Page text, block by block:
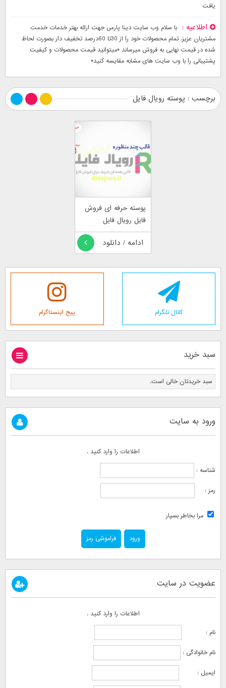
یافت
اطلاعیه
با سلام وب سایت دینا پارس جهت ارائه بهتر خدمات خدمت
مشتریان عزیز. تمام محصولات خود را از 30تا 60درصد تخفیف دار بصورت لحاظ
شده در قیمت نهایی به فروش میرساند *میتوانید قیمت محصولات و کیفیت
پشتیبانی را با وب سایت های مشابه مقایسه کنید*
برچسب : پوسته رویال فایل
پوسته حرفه ای فروش
فایل رویال فایل
ادامه / دانلود
کانال تلگرام پیج اینستاگرام
سبد خرید
سبد خریدتان خالی است.
ورود به سایت
اطلاعات را وارد کنید .
شناسه :
رمز :
مرا بخاطر بسپار
فراموشی رمز
عضویت در سایت
اطلاعات را وارد کنید .
نام :
نام خانوادگی :
ایمیل :